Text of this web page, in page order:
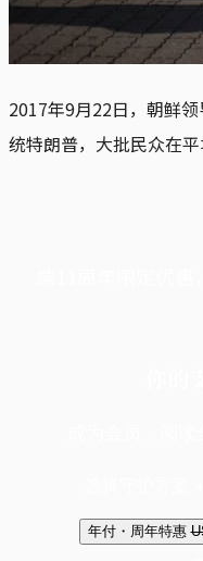
2017年9月22日，朝鲜
统特朗普，大批民众在
年付・周年特惠